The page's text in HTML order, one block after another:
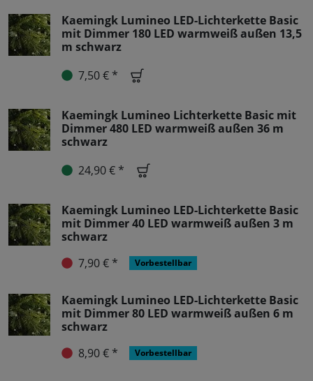
Kaemingk Lumineo LED-Lichterkette Basic
mit Dimmer 180 LED warmweiß außen 13,5
m schwarz
7,50 € *
Kaemingk Lumineo Lichterkette Basic mit
Dimmer 480 LED warmweiß außen 36 m
schwarz
24,90 € *
Kaemingk Lumineo LED-Lichterkette Basic
mit Dimmer 40 LED warmweiß außen 3 m
schwarz
7,90 € *
Vorbestellbar
Kaemingk Lumineo LED-Lichterkette Basic
mit Dimmer 80 LED warmweiß außen 6 m
schwarz
8,90 € *
Vorbestellbar